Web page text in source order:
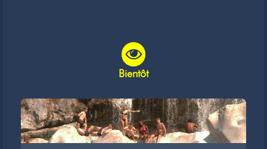
Bientôt